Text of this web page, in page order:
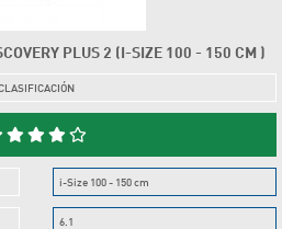
PLUS 2 (I-SIZE 100 - 150 CM )
i-Size 100 - 150 cm
6.1